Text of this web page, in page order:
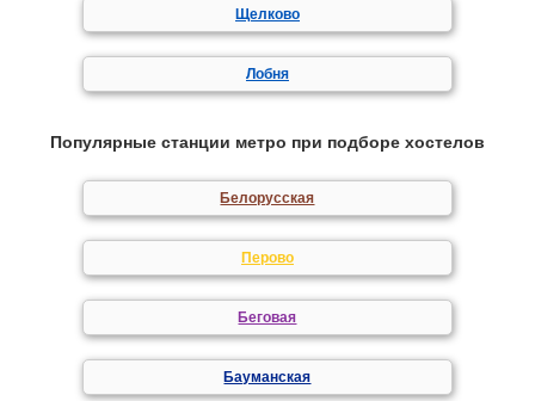
Щелково
Лобня
Популярные станции метро при подборе хостелов
Белорусская
Перово
Беговая
Бауманская